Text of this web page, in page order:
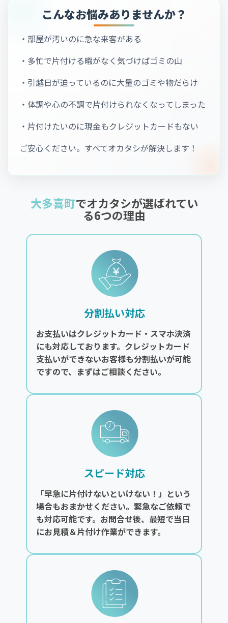
こんなお悩みありませんか？
・部屋が汚いのに急な来客がある
・多忙で片付ける暇がなく気づけばゴミの山
・引越日が迫っているのに大量のゴミや物だらけ
・体調や心の不調で片付けられなくなってしまった
・片付けたいのに現金もクレジットカードもない
ご安心ください。すべてオカタシが解決します！
大多喜町でオカタシが選ばれてい
る6つの理由
分割払い対応
お支払いはクレジットカード・スマホ決済
にも対応しております。クレジットカード
支払いができないお客様も分割払いが可能
ですので、まずはご相談ください。
スピード対応
「早急に片付けないといけない！」という
場合もおまかせください。緊急なご依頼で
も対応可能です。お問合せ後、最短で当日
にお見積＆片付け作業ができます。